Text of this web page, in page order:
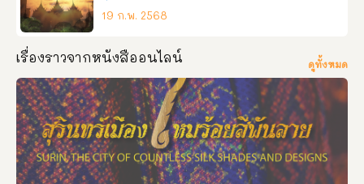
19 ก.พ. 2568
เรื่องราวจากหนังสืออนไลน์ ดูทั้งหมด